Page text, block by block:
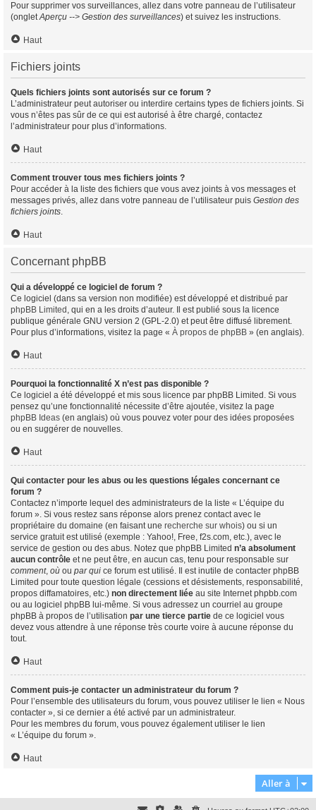
Pour supprimer vos surveillances, allez dans votre panneau de l’utilisateur
(ongletAperçu --> Gestion des surveillances) et suivez les instructions.
Haut
Fichiers joints
Quels fichiers joints sont autorisés sur ce forum ?
L’administrateur peut autoriser ou interdire certains types de fichiers joints. Si
vous n’êtes pas sûr de ce qui est autorisé à être chargé, contactez
l’administrateur pour plus d’informations.
Haut
Comment trouver tous mes fichiers joints ?
Pour accéder à la liste des fichiers que vous avez joints à vos messages et
messages privés, allez dans votre panneau de l’utilisateur puis Gestion des
fichiers joints.
Haut
Concernant phpBB
Qui a développé ce logiciel de forum ?
Ce logiciel (dans sa version non modifiée) est développé et distribué par
phpBB Limited , qui en a les droits d’auteur. Il est publié sous la licence
publique générale GNU version 2 (GPL-2.0) et peut être diffusé librement.
Pour plus d’informations, visitez la page « À propos de phpBB » (en anglais).
Haut
Pourquoi la fonctionnalité X n’est pas disponible ?
Ce logiciel a été développé et mis sous licence par phpBB Limited. Si vous
pensez qu’une fonctionnalité nécessite d’être ajoutée, visitez la page
phpBB Ideas (en anglais) où vous pouvez voter pour des idées proposées
ou en suggérer de nouvelles.
Haut
Qui contacter pour les abus ou les questions légales concernant ce
forum ?
Contactez n’importe lequel des administrateurs de la liste « L’équipe du
forum ». Si vous restez sans réponse alors prenez contact avec le
propriétaire du domaine (en faisant une recherche sur whois) ou si un
service gratuit est utilisé (exemple : Yahoo!, Free, f2s.com, etc.), avec le
service de gestion ou des abus. Notez que phpBB Limited n’a absolument
aucun contrôle et ne peut être, en aucun cas, tenu pour responsable sur
comment, où ou par qui ce forum est utilisé. Il est inutile de contacter phpBB
Limited pour toute question légale (cessions et désistements, responsabilité,
propos diffamatoires, etc.) non directement liée au site Internet phpbb.com
ou au logiciel phpBB lui-même. Si vous adressez un courriel au groupe
phpBB à propos de l’utilisation par une tierce partie de ce logiciel vous
devez vous attendre à une réponse très courte voire à aucune réponse du
tout.
Haut
Comment puis-je contacter un administrateur du forum ?
Pour l’ensemble des utilisateurs du forum, vous pouvez utiliser le lien « Nous
contacter », si ce dernier a été activé par un administrateur.
Pour les membres du forum, vous pouvez également utiliser le lien
« L’équipe du forum ».
Haut
Aller à